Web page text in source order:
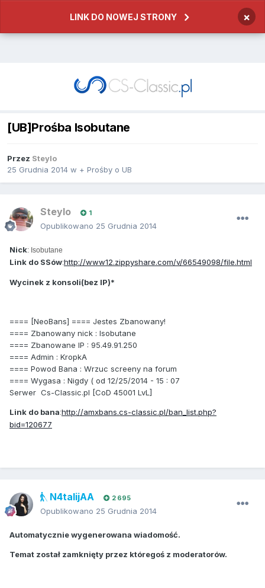
LINK DO NOWEJ STRONY ×
[UB]Prośba Isobutane
Przez Steylo
25 Grudnia 2014 w + Prośby o UB
Steylo 1
Opublikowano 25 Grudnia 2014
Nick: Isobutane
Link do SSów:http://www12.zippyshare.com/v/66549098/file.html
Wycinek z konsoli(bez IP)*
==== [NeoBans] ==== Jestes Zbanowany!
==== Zbanowany nick : Isobutane
==== Zbanowane IP : 95.49.91.250
==== Admin : KropkA
==== Powod Bana : Wrzuc screeny na forum
==== Wygasa : Nigdy ( od 12/25/2014 - 15 : 07
Serwer Cs-Classic.pl [CoD 45001 LvL]
Link do bana:http://amxbans.cs-classic.pl/ban_list.php?
bid=120677
N4talijAA 2 695
Opublikowano 25 Grudnia 2014
Automatycznie wygenerowana wiadomość.
Temat został zamknięty przez któregoś z moderatorów.